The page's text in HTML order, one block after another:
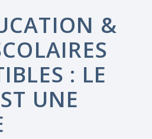
&
: LE
UNE